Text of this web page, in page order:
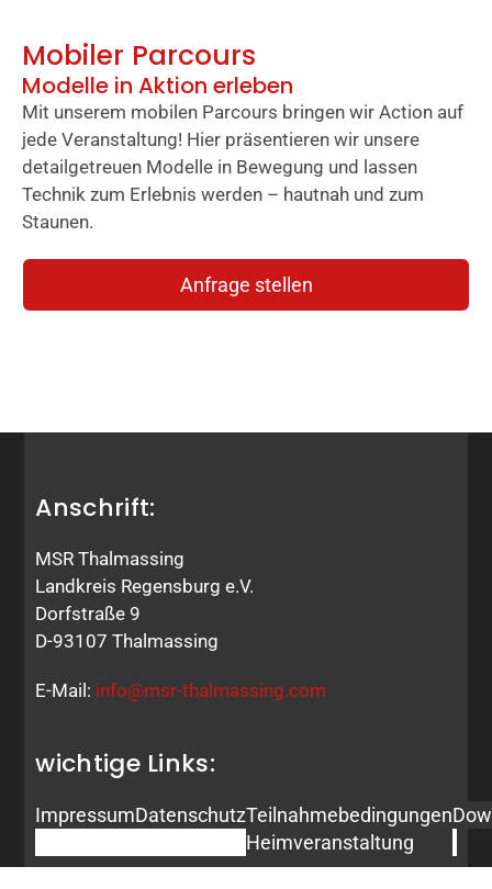
Mobiler Parcours
Modelle in Aktion erleben
Mit unserem mobilen Parcours bringen wir Action auf
jede Veranstaltung! Hier präsentieren wir unsere
detailgetreuen Modelle in Bewegung und lassen
Technik zum Erlebnis werden – hautnah und zum
Staunen.
Anfrage stellen
Anschrift:
MSR Thalmassing
Landkreis Regensburg e.V.
Dorfstraße 9
D-93107 Thalmassing
E-Mail: info@msr-thalmassing.com
wichtige Links:
ImpressumDatenschutzTeilnahmebedingungen
Heimveranstaltung